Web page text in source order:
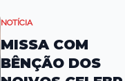
NOTÍCIA
MISSA COM
BÊNÇÃO DOS